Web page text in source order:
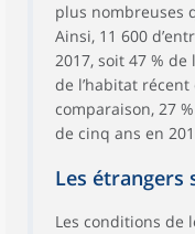
plus nombreuses
Ainsi, 11 600
2017, soit 47 %
de l’habitat
comparaison, 27
de cinq ans en
Les étrangers
Les conditions de